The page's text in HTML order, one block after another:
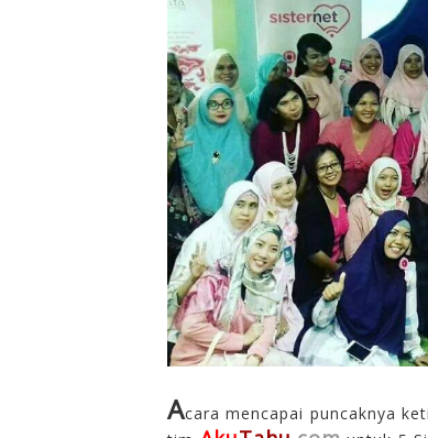
Acara mencapai puncaknya